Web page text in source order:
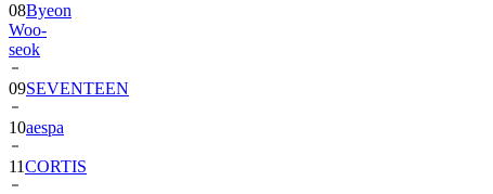
08Byeon
Woo-
seok
09SEVENTEEN
10aespa
11CORTIS